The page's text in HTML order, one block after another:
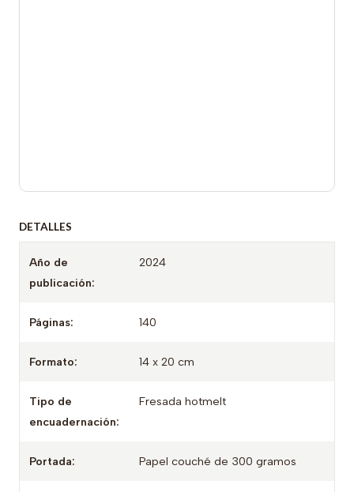
DETALLES
Año de
publicación:
2024
Páginas: 140
Formato: 14 x 20 cm
Tipo de
encuadernación:
Fresada hotmelt
Portada: Papel couché de 300 gramos